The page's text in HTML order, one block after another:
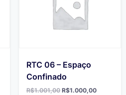
RTC 06 – Espaço
Confinado
R$1.001,00 O
R$1.000,00O